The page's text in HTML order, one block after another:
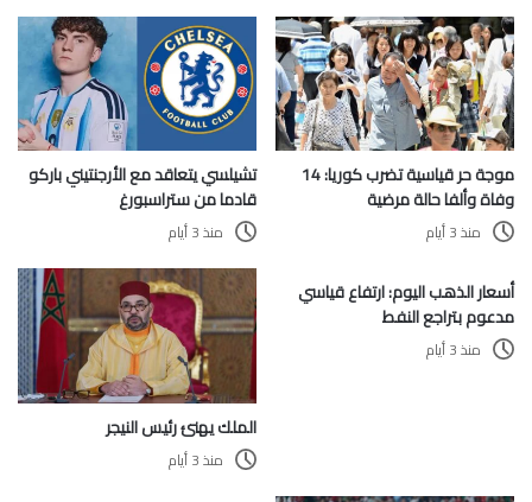
موجة حر قياسية تضرب كوريا: 14
وفاة وألفا حالة مرضية
منذ 3 أيام
تشيلسي يتعاقد مع الأرجنتيني باركو
قادما من ستراسبورغ
منذ 3 أيام
أسعار الذهب اليوم: ارتفاع قياسي
مدعوم بتراجع النفط
منذ 3 أيام
الملك يهنئ رئيس النيجر
منذ 3 أيام